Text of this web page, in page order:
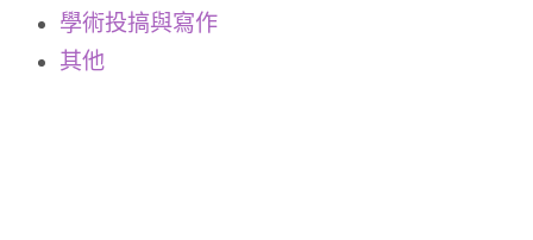
學術投搞與寫作
其他